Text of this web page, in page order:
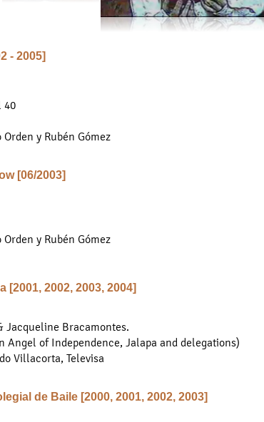
- 2005]
40
y Rubén Gómez
[06/2003]
y Rubén Gómez
[2001, 2002, 2003, 2004]
Jacqueline Bracamontes.
Angel of Independence, Jalapa and delegations)
Villacorta, Televisa
de Baile [2000, 2001, 2002, 2003]